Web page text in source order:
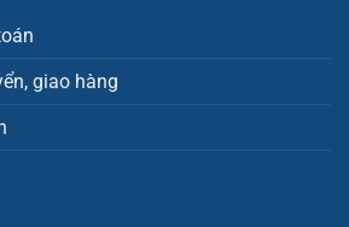
giao hàng